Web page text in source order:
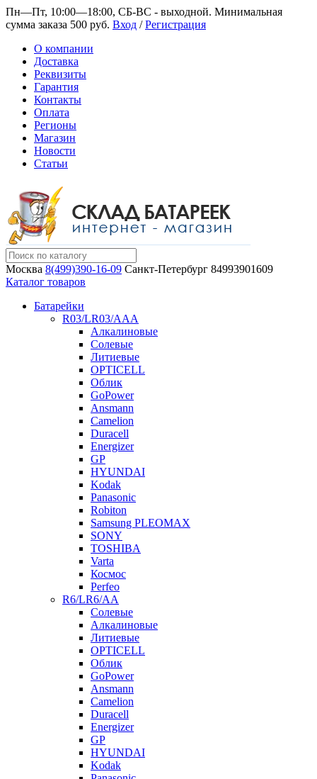
Пн—Пт, 10:00—18:00, СБ-ВС - выходной. Минимальная
сумма заказа 500 руб. Вход /Регистрация
О компании
Доставка
Реквизиты
Гарантия
Контакты
Оплата
Регионы
Магазин
Новости
Статьи
Москва 8(499)390-16-09 Санкт-Петербург 84993901609
Каталог товаров
Батарейки
R03/LR03/AAA
Алкалиновые
Солевые
Литиевые
OPTICELL
Облик
GoPower
Ansmann
Camelion
Duracell
Energizer
GP
HYUNDAI
Kodak
Panasonic
Robiton
Samsung PLEOMAX
SONY
TOSHIBA
Varta
Космос
Perfeo
R6/LR6/AA
Солевые
Алкалиновые
Литиевые
OPTICELL
Облик
GoPower
Ansmann
Camelion
Duracell
Energizer
GP
HYUNDAI
Kodak